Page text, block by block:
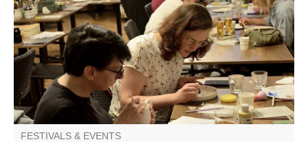
pièces dans une ambiance musicale ! Matériel fourni. Bar
& tapas sur place (non inclus). À récupérer après cuisson
dès le 15/08.
FESTIVALS & EVENTS